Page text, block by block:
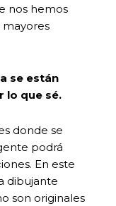
nos hemos
mayores
se están
lo que sé.
donde se
podrá
En este
dibujante
son originales